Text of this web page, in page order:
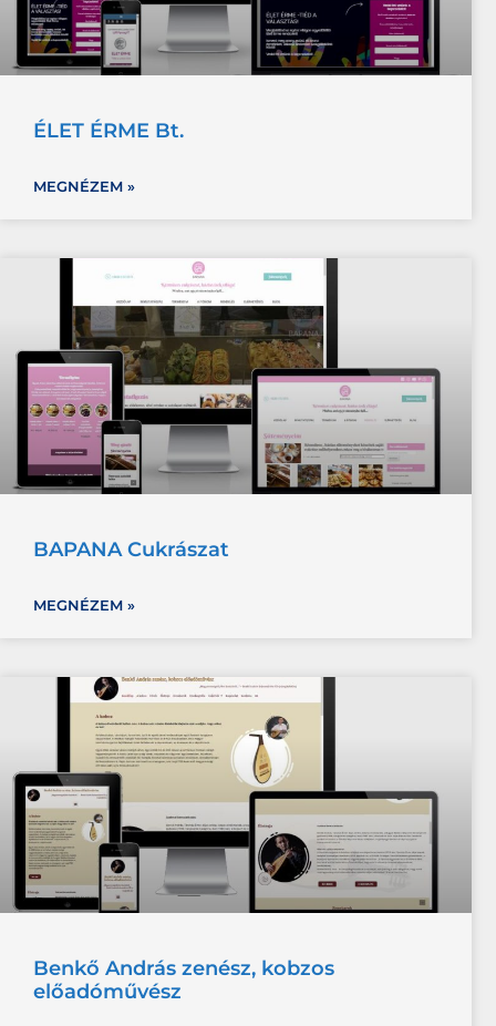
ÉLET ÉRME Bt.
MEGNÉZEM »
BAPANA Cukrászat
MEGNÉZEM »
Benkő András zenész, kobzos
előadóművész